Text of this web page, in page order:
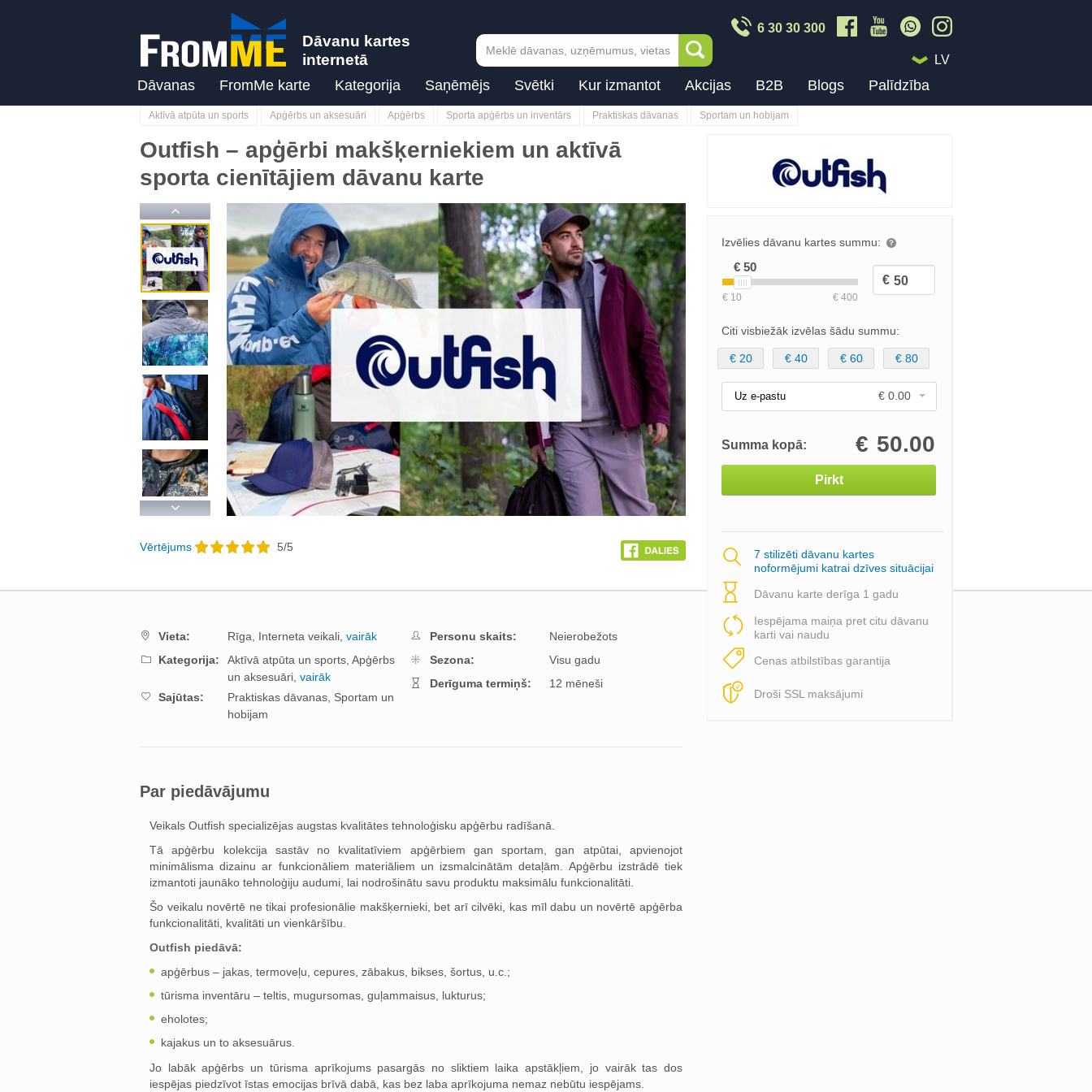
Dāvanu kartes
internetā
6 30 30 300
LV
Dāvanas FromMe karte Kategorija Saņēmējs Svētki Kur izmantot Akcijas B2B Blogs Palīdzība
Aktīvā atpūta un sports Apģērbs un aksesuāri Apģērbs Sporta apģērbs un inventārs Praktiskas dāvanas Sportam un hobijam
Outfish – apģērbi makšķerniekiem un aktīvā
sporta cienītājiem dāvanu karte
Previous
Next
Previous Next
Vērtējums 5/5
Izvēlies dāvanu kartes summu:
Citi visbiežāk izvēlas šādu summu:
€ 20 € 40 € 60 € 80
Uz e-pastu € 0.00
Summa kopā: 50.00
€
Pirkt
7 stilizēti dāvanu kartes
noformējumi katrai dzīves situācijai
Dāvanu karte derīga 1 gadu
Iespējama maiņa pret citu dāvanu
karti vai naudu
Cenas atbilstības garantija
Droši SSL maksājumi
Vieta: Rīga, Interneta veikali, vairāk
Kategorija:
Aktīvā atpūta un sports, Apģērbs
un aksesuāri, vairāk
Sajūtas:
Praktiskas dāvanas, Sportam un
hobijam
Personu skaits:
Neierobežots
Sezona:
Visu gadu
Derīguma termiņš:
12 mēneši
Par piedāvājumu
Veikals Outfish specializējas augstas kvalitātes tehnoloģisku apģērbu radīšanā.
Tā apģērbu kolekcija sastāv no kvalitatīviem apģērbiem gan sportam, gan atpūtai, apvienojot
minimālisma dizainu ar funkcionāliem materiāliem un izsmalcinātām detaļām. Apģērbu izstrādē tiek
izmantoti jaunāko tehnoloģiju audumi, lai nodrošinātu savu produktu maksimālu funkcionalitāti.
Šo veikalu novērtē ne tikai profesionālie makšķernieki, bet arī cilvēki, kas mīl dabu un novērtē apģērba
funkcionalitāti, kvalitāti un vienkāršību.
Outfish piedāvā:
apģērbus – jakas, termoveļu, cepures, zābakus, bikses, šortus, u.c.;
tūrisma inventāru – teltis, mugursomas, guļammaisus, lukturus;
eholotes;
kajakus un to aksesuārus.
Jo labāk apģērbs un tūrisma aprīkojums pasargās no sliktiem laika apstākļiem, jo ​​vairāk tas dos
iespējas piedzīvot īstas emocijas brīvā dabā, kas bez laba aprīkojuma nemaz nebūtu iespējams.